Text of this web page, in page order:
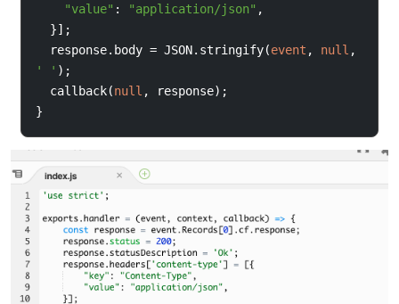
"value" : "application/json" ,
}];
  response
. body = JSON. stringify(event , null ,
' ' );
  callback
(null , response);
}